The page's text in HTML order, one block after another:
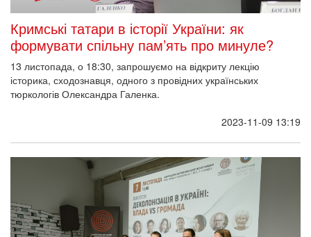
Кримські татари в історії України: як
формувати спільну пам’ять про минуле?
13 листопада, о 18:30, запрошуємо на відкриту лекцію
історика, сходознавця, одного з провідних українських
тюркологів Олександра Галенка.
2023-11-09 13:19